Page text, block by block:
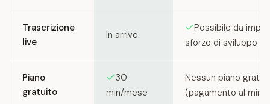
Trascrizione
live
In arrivo
Possibile da
sforzo di sviluppo
Piano
gratuito
30
min/mese
Nessun piano
(pagamento al